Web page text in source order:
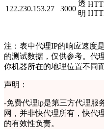
122.230.153.27 3000
透
明
注：表中代理IP的响应速度
的测试数据，仅供参考。代
你机器所在的地理位置不同
声明：
-免费代理ip是第三方代理服
网，并非快代理所有，快代
的有效性负责。